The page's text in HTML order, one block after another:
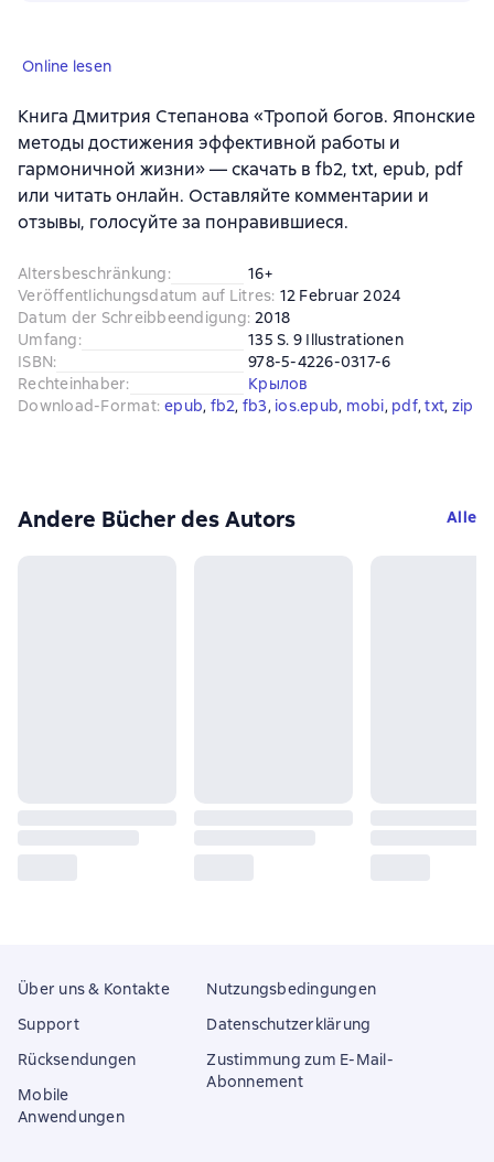
Online lesen
Книга Дмитрия Степанова «Тропой богов. Японские
методы достижения эффективной работы и
гармоничной жизни» — скачать в fb2, txt, epub, pdf
или читать онлайн. Оставляйте комментарии и
отзывы, голосуйте за понравившиеся.
Altersbeschränkung:
16+
Veröffentlichungsdatum auf Litres: 12 Februar 2024
Datum der Schreibbeendigung: 2018
Umfang:
135 S. 9 Illustrationen
ISBN:
978-5-4226-0317-6
Rechteinhaber:
Крылов
Download-Format: epub, fb2, fb3, ios.epub, mobi, pdf, txt, zip
Andere Bücher des Autors Alle
Über uns & Kontakte
Support
Rücksendungen
Mobile
Anwendungen
Nutzungsbedingungen
Datenschutzerklärung
Zustimmung zum E-Mail-
Abonnement